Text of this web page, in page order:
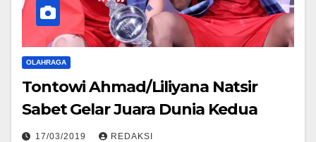
OLAHRAGA
Tontowi Ahmad/Liliyana Natsir
Sabet Gelar Juara Dunia Kedua
17/03/2019 REDAKSI